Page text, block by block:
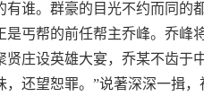
有谁。群豪的目光不约而同的
是丐帮的前任帮主乔峰。乔峰
贤庄设英雄大宴，乔某不齿于
，还望恕罪。”说著深深一揖，